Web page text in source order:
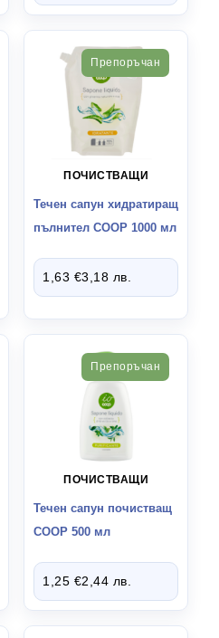
Препоръчан
ПОЧИСТВАЩИ
Течен сапун хидратиращ
пълнител COOP 1000 мл
1,63 €3,18 лв.
Препоръчан
ПОЧИСТВАЩИ
Течен сапун почистващ
COOP 500 мл
1,25 €2,44 лв.